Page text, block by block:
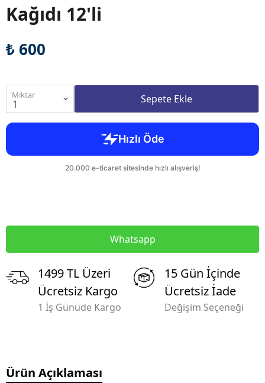
Kağıdı 12'li
₺ 600
Miktar Sepete Ekle
Whatsapp
1499 TL Üzeri
Ücretsiz Kargo
1 İş Günüde Kargo
15 Gün İçinde
Ücretsiz İade
Değişim Seçeneği
Ürün Açıklaması